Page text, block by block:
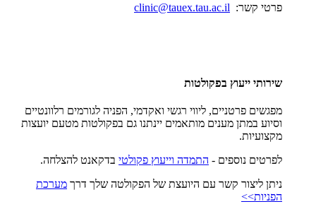
פרטי קשר: clinic@tauex.tau.ac.il
שירותי ייעוץ בפקולטות
מפגשים פרטניים, ליווי רגשי ואקדמי, הפניה לגורמים רלוונטיים
וסיוע במתן מענים מותאמים יינתנו גם בפקולטות מטעם יועצות
מקצועיות.
לפרטים נוספים - התמדה וייעוץ פקולטי בדקאנט להצלחה.
ניתן ליצור קשר עם היועצת של הפקולטה שלך דרך מערכת
הפניות>>